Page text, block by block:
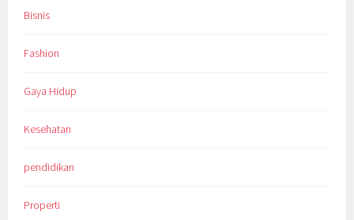
Bisnis
Fashion
Gaya Hidup
Kesehatan
pendidikan
Properti